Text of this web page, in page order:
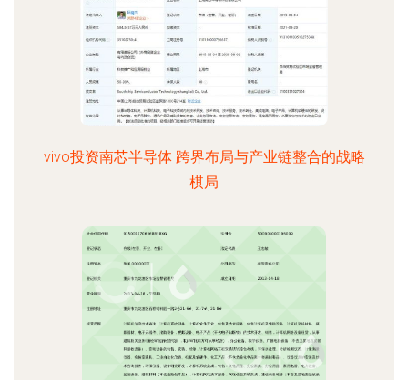
vivo投资南芯半导体 跨界布局与产业链整合的战略
棋局